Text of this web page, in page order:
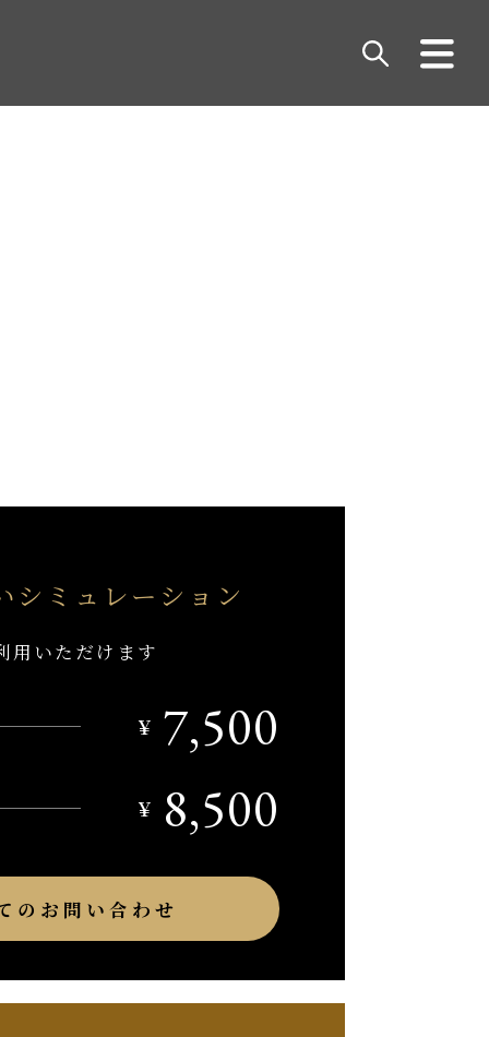
シミュレーション
用いただけます
￥ 7,500
￥ 8,500
のお問い合わせ